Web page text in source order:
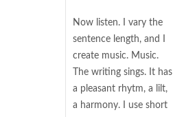
Now listen. I vary the
sentence length, and I
create music. Music.
The writing sings. It has
a pleasant rhytm, a lilt,
a harmony. I use short